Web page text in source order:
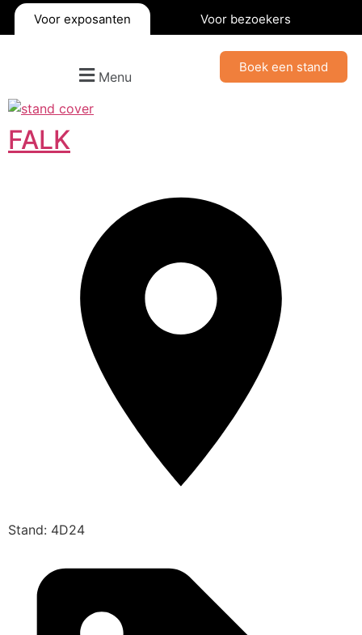
Voor exposanten Voor bezoekers
Menu
Boek een stand
FALK
Stand: 4D24